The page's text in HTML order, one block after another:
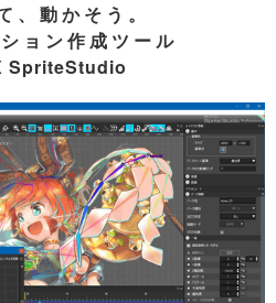
、動かそう。
ョン作成ツール
SpriteStudio